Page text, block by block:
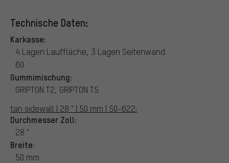
Technische Daten:
Karkasse:
4 Lagen Lauffläche, 3 Lagen Seitenwand
60
Gummimischung:
GRIPTON T2, GRIPTON T5
tan sidewall | 28 " | 50 mm | 50-622:
Durchmesser Zoll:
28 "
Breite:
50 mm